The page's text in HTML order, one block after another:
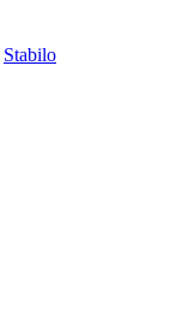
Stabilo